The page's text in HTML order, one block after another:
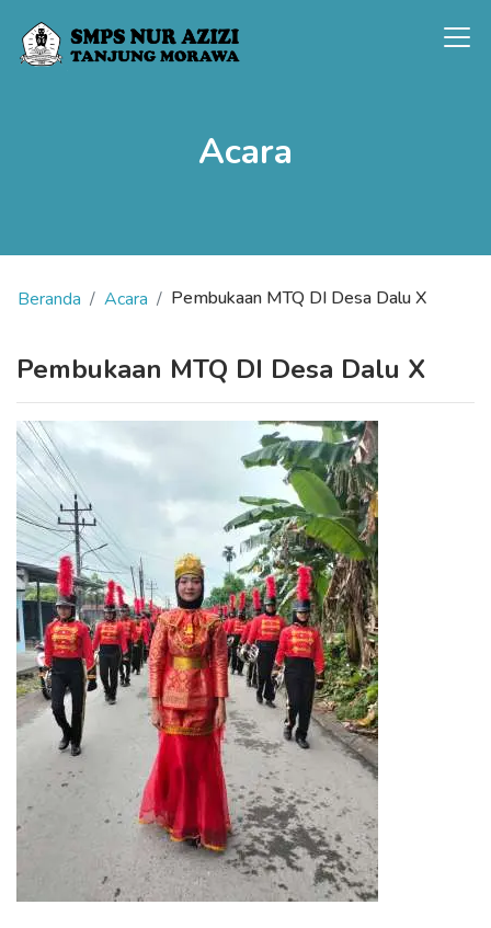
Acara
Beranda Acara Pembukaan MTQ DI Desa Dalu X
Pembukaan MTQ DI Desa Dalu X